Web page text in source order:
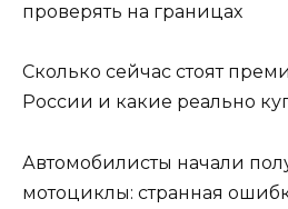
проверять на границах
Сколько сейчас стоят
России и какие реально
Автомобилисты начали
мотоциклы: странная